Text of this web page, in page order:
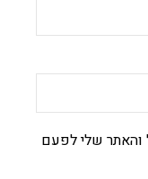
והאתר שלי לפעם